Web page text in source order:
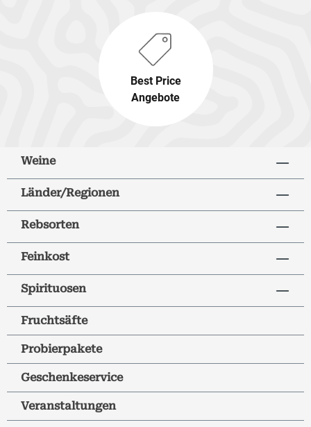
Best Price
Angebote
Weine
Länder/Regionen
Rebsorten
Feinkost
Spirituosen
Fruchtsäfte
Probierpakete
Geschenkeservice
Veranstaltungen